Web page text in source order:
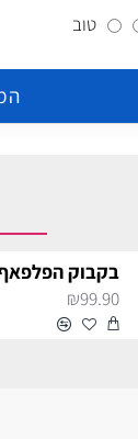
טוב
בקבוק
₪99.90